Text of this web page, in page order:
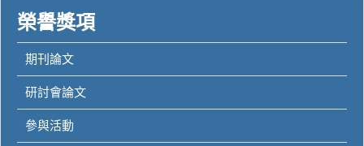
榮譽獎項
期刊論文
研討會論文
參與活動